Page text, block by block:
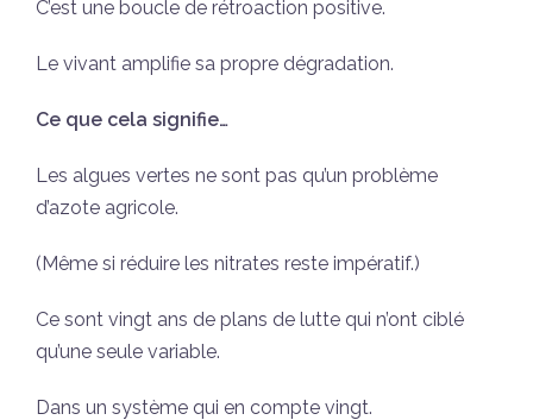
C’est une boucle de rétroaction positive.
Le vivant amplifie sa propre dégradation.
Ce que cela signifie…
Les algues vertes ne sont pas qu’un problème
d’azote agricole.
(Même si réduire les nitrates reste impératif.)
Ce sont vingt ans de plans de lutte qui n’ont ciblé
qu’une seule variable.
Dans un système qui en compte vingt.